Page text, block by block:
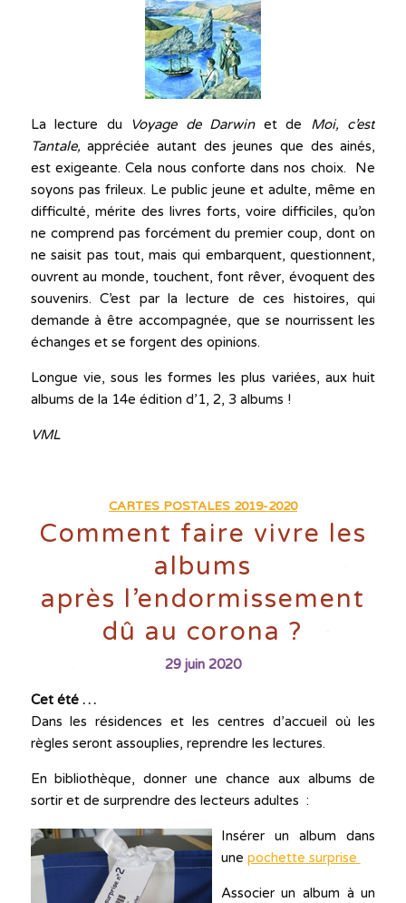
La lecture du Voyage de Darwinet de Moi, c’est
Tantale,appréciée autant des jeunes que des ainés,
est exigeante. Cela nous conforte dans nos choix. Ne
soyons pas frileux. Le public jeune et adulte, même en
difficulté, mérite des livres forts, voire difficiles, qu’on
ne comprend pas forcément du premier coup, dont on
ne saisit pas tout, mais qui embarquent, questionnent,
ouvrent au monde, touchent, font rêver, évoquent des
souvenirs. C’est par la lecture de ces histoires, qui
demande à être accompagnée, que se nourrissent les
échanges et se forgent des opinions.
Longue vie, sous les formes les plus variées, aux huit
albums de la 14e édition d’1, 2, 3 albums !
VML
CARTES POSTALES 2019-2020
Comment faire vivre les
albums
après l’endormissement
dû au corona ?
29 juin 2020
Cet été …
Dans les résidences et les centres d’accueil où les
règles seront assouplies, reprendre les lectures.
En bibliothèque, donner une chance aux albums de
sortir et de surprendre des lecteurs adultes :
Insérer un album dans
une pochette surprise
Associer un album à un